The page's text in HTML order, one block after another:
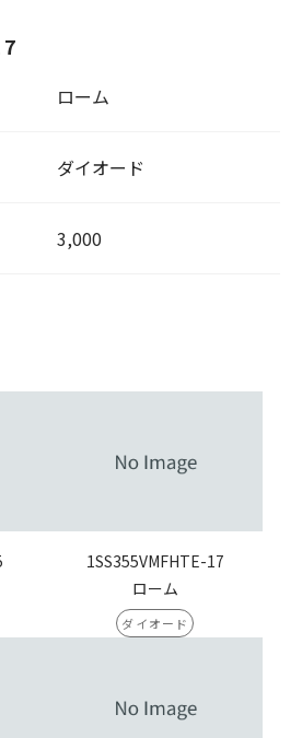
ローム
ダイオード
3,000
1SS355VMFHTE-17
ローム
ダイオード